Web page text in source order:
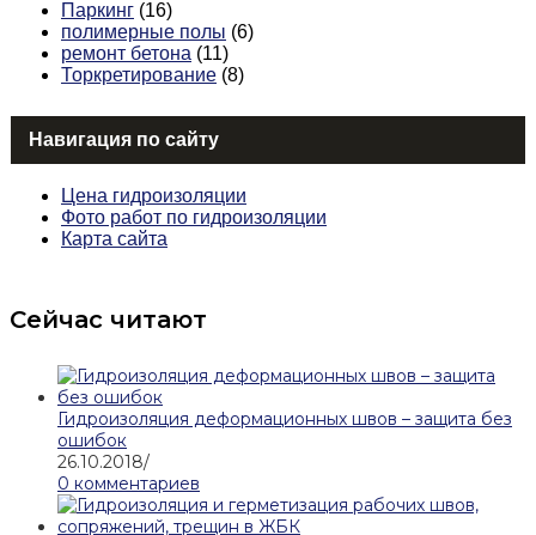
Паркинг (16)
полимерные полы (6)
ремонт бетона (11)
Торкретирование (8)
Навигация по сайту
Цена гидроизоляции
Фото работ по гидроизоляции
Карта сайта
Сейчас читают
Гидроизоляция деформационных швов – защита без
ошибок
26.10.2018/
0 комментариев